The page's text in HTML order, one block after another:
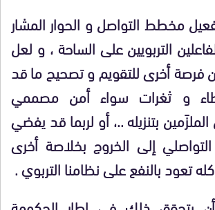
مخطط التواصل و الحوار المشار
التربويين على الساحة ، و لعل
فرصة أخرى للتقويم و تصحيح ما قد
و ثغرات سواء أمن مصممي
بتنزيله ..، أو لربما قد يفضي
إلى الخروج بخلاصة أخرى
تعود بالنفع على نظامنا التربوي .